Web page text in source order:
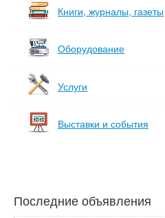
Книги, журналы, газеты
Оборудование
Услуги
Выставки и события
Последние объявления